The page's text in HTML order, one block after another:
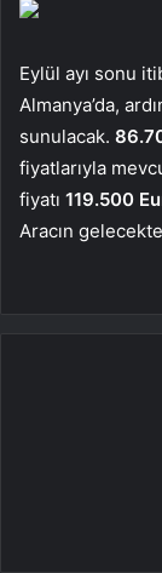
Eylül ayı sonu
Almanya’da,
sunulacak.
fiyatlarıyla
fiyatı 119.500
Aracın